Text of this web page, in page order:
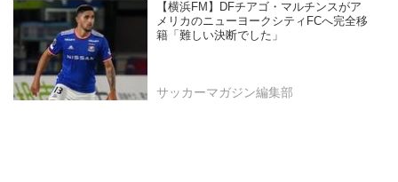
【横浜FM】DFチアゴ・マルチンスがア
メリカのニューヨークシティFCへ完全移
籍「難しい決断でした」
サッカーマガジン編集部